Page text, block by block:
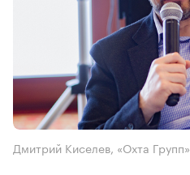
Дмитрий Киселев, «Охта Групп»